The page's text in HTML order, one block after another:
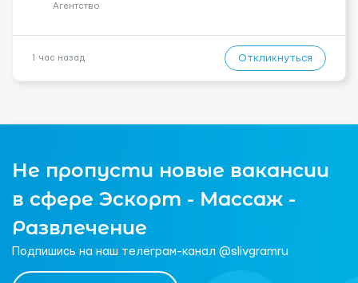
Агентство
1 час назад Откликнуться
Не пропусти новые вакансии
в сфере Эскорт - Массаж -
Развлечение
Подпишись на наш телеграм-канал @slivgramru